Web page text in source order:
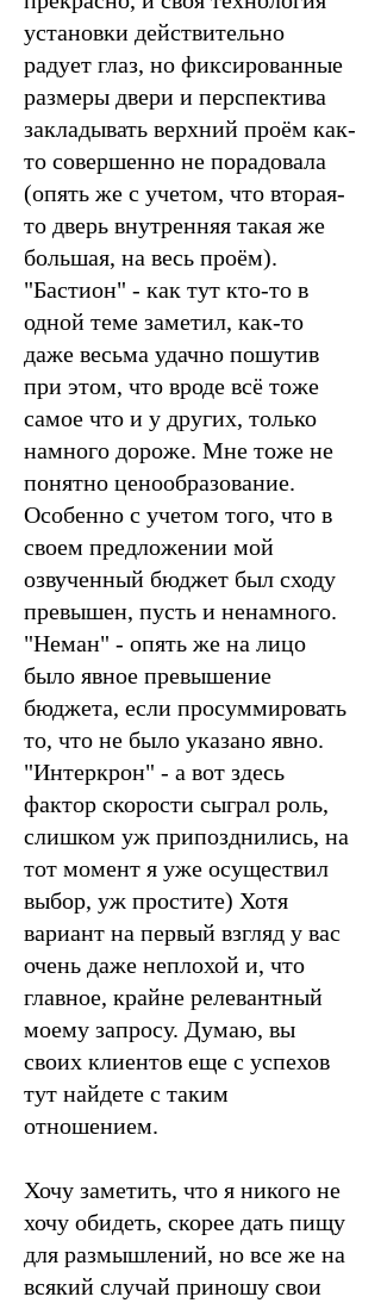
установки действительно
радует глаз, но фиксированные
размеры двери и перспектива
закладывать верхний проём как-
то совершенно не порадовала
(опять же с учетом, что вторая-
то дверь внутренняя такая же
большая, на весь проём).
"Бастион" - как тут кто-то в
одной теме заметил, как-то
даже весьма удачно пошутив
при этом, что вроде всё тоже
самое что и у других, только
намного дороже. Мне тоже не
понятно ценообразование.
Особенно с учетом того, что в
своем предложении мой
озвученный бюджет был сходу
превышен, пусть и ненамного.
"Неман" - опять же на лицо
было явное превышение
бюджета, если просуммировать
то, что не было указано явно.
"Интеркрон" - а вот здесь
фактор скорости сыграл роль,
слишком уж припозднились, на
тот момент я уже осуществил
выбор, уж простите) Хотя
вариант на первый взгляд у вас
очень даже неплохой и, что
главное, крайне релевантный
моему запросу. Думаю, вы
своих клиентов еще с успехов
тут найдете с таким
отношением.
Хочу заметить, что я никого не
хочу обидеть, скорее дать пищу
для размышлений, но все же на
всякий случай приношу свои